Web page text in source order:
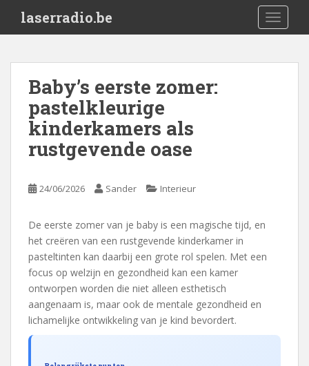
i
laserradio.be
Baby’s eerste zomer:
pastelkleurige
kinderkamers als
rustgevende oase
24/06/2026 Sander Interieur
De eerste zomer van je baby is een magische tijd, en
het creëren van een rustgevende kinderkamer in
pasteltinten kan daarbij een grote rol spelen. Met een
focus op welzijn en gezondheid kan een kamer
ontworpen worden die niet alleen esthetisch
aangenaam is, maar ook de mentale gezondheid en
lichamelijke ontwikkeling van je kind bevordert.